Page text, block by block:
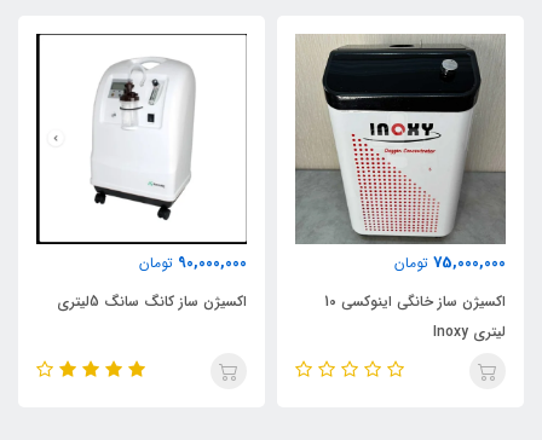
75,000,000 تومان
اکسیژن ساز خانگی اینوکسی 10
لیتری Inoxy
90,000,000 تومان
اکسیژن ساز کانگ سانگ 5لیتری